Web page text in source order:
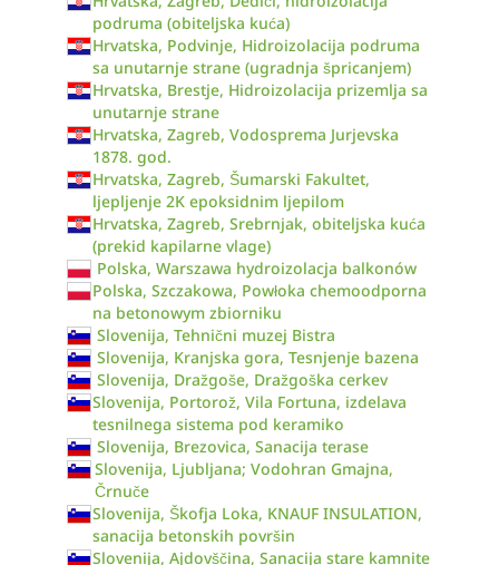
podruma (obiteljska kuća)
Hrvatska, Podvinje, Hidroizolacija podruma
sa unutarnje strane (ugradnja špricanjem)
Hrvatska, Brestje, Hidroizolacija prizemlja sa
unutarnje strane
Hrvatska, Zagreb, Vodosprema Jurjevska
1878. god.
Hrvatska, Zagreb, Šumarski Fakultet,
ljepljenje 2K epoksidnim ljepilom
Hrvatska, Zagreb, Srebrnjak, obiteljska kuća
(prekid kapilarne vlage)
Polska, Warszawa hydroizolacja balkonów
Polska, Szczakowa, Powłoka chemoodporna
na betonowym zbiorniku
Slovenija, Tehnični muzej Bistra
Slovenija, Kranjska gora, Tesnjenje bazena
Slovenija, Dražgoše, Dražgoška cerkev
Slovenija, Portorož, Vila Fortuna, izdelava
tesnilnega sistema pod keramiko
Slovenija, Brezovica, Sanacija terase
Slovenija, Ljubljana; Vodohran Gmajna,
Črnuče
Slovenija, Škofja Loka, KNAUF INSULATION,
sanacija betonskih površin
Slovenija, Ajdovščina, Sanacija stare kamnite